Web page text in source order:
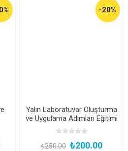
-20%
Yalın Laboratuvar Oluşturma
ve Uygulama Adımları Eğitimi
₺250.00 ₺200.00